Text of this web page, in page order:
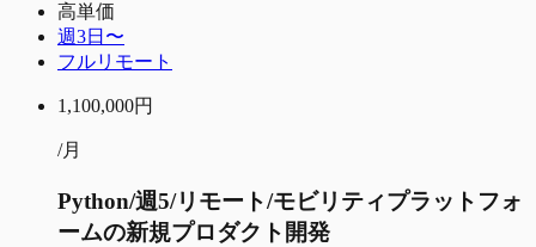
高単価
週3日〜
フルリモート
1,100,000円
/月
Python/週5/リモート/モビリティプラットフォ
ームの新規プロダクト開発